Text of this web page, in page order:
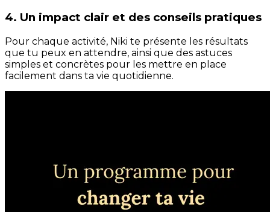
4. Un impact clair et des conseils pratiques
Pour chaque activité, Niki te présente les résultats
que tu peux en attendre, ainsi que des astuces
simples et concrètes pour les mettre en place
facilement dans ta vie quotidienne.